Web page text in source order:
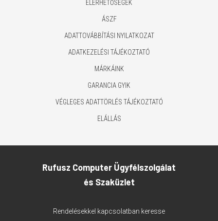
ELÉRHETŐSÉGEK
ÁSZF
ADATTOVÁBBÍTÁSI NYILATKOZAT
ADATKEZELÉSI TÁJÉKOZTATÓ
MÁRKÁINK
GARANCIA GYIK
VÉGLEGES ADATTÖRLÉS TÁJÉKOZTATÓ
ELÁLLÁS
Rufusz Computer Ügyfélszolgálat
és Szaküzlet
Rendelésekkel kapcsolatban keresse